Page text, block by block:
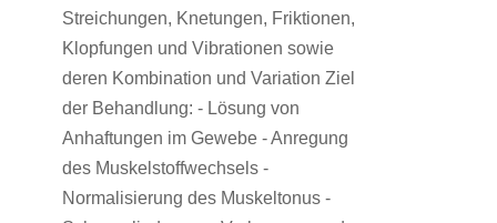
Streichungen, Knetungen, Friktionen,
Klopfungen und Vibrationen sowie
deren Kombination und Variation Ziel
der Behandlung: - Lösung von
Anhaftungen im Gewebe - Anregung
des Muskelstoffwechsels -
Normalisierung des Muskeltonus -